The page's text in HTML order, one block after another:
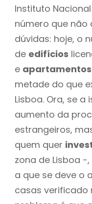
Instituto
número que não
dúvidas: hoje, o
de edifícios
e apartamentos
metade do que
Lisboa. Ora, se
aumento da
estrangeiros,
quem quer
zona de Lisboa
a que se deve o
casas verificado